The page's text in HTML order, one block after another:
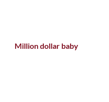
Million dollar baby